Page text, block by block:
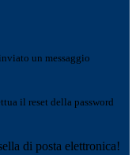
un messaggio
il reset della password
di posta elettronica!